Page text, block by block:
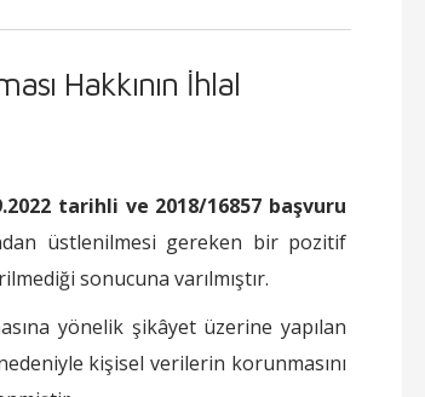
Hakkının İhlal
tarihli ve 2018/16857 başvuru
üstlenilmesi gereken bir pozitif
sonucuna varılmıştır.
yönelik şikâyet üzerine yapılan
kişisel verilerin korunmasını